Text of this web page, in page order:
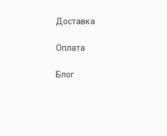
Доставка
Оплата
Блог